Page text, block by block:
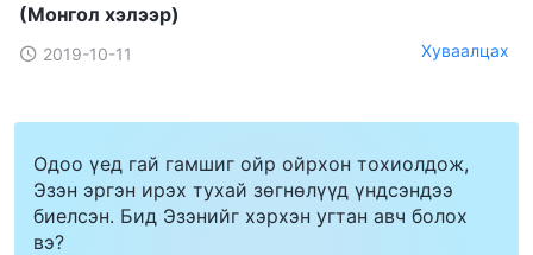
(Монгол хэлээр)
2019-10-11 Хуваалцах
Одоо үед гай гамшиг ойр ойрхон тохиолдож,
Эзэн эргэн ирэх тухай зөгнөлүүд үндсэндээ
биелсэн. Бид Эзэнийг хэрхэн угтан авч болох
вэ?